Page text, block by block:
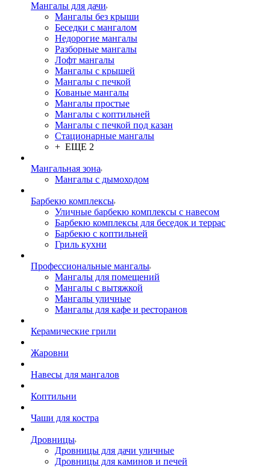
Мангалы для дачи
Мангалы без крыши
Беседки с мангалом
Недорогие мангалы
Разборные мангалы
Лофт мангалы
Мангалы с крышей
Мангалы с печкой
Кованые мангалы
Мангалы простые
Мангалы с коптильней
Мангалы с печкой под казан
Стационарные мангалы
+ ЕЩЕ 2
Мангальная зона
Мангалы с дымоходом
Барбекю комплексы
Уличные барбекю комплексы с навесом
Барбекю комплексы для беседок и террас
Барбекю с коптильней
Гриль кухни
Профессиональные мангалы
Мангалы для помещений
Мангалы с вытяжкой
Мангалы уличные
Мангалы для кафе и ресторанов
Керамические грили
Жаровни
Навесы для мангалов
Коптильни
Чаши для костра
Дровницы
Дровницы для дачи уличные
Дровницы для каминов и печей